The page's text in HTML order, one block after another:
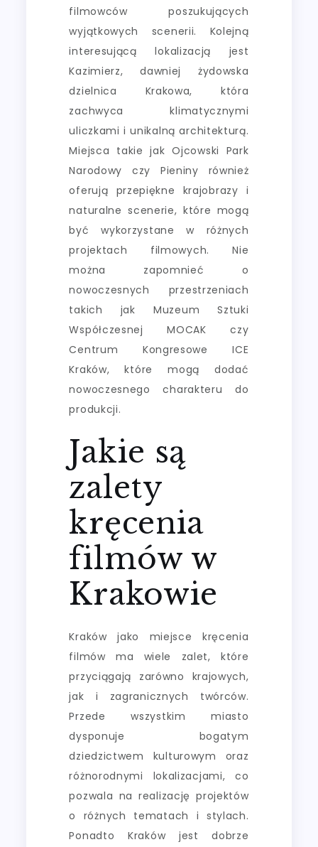
filmowców poszukujących
wyjątkowych scenerii. Kolejną
interesującą lokalizacją jest
Kazimierz, dawniej żydowska
dzielnica Krakowa, która
zachwyca klimatycznymi
uliczkami i unikalną architekturą.
Miejsca takie jak Ojcowski Park
Narodowy czy Pieniny również
oferują przepiękne krajobrazy i
naturalne scenerie, które mogą
być wykorzystane w różnych
projektach filmowych. Nie
można zapomnieć o
nowoczesnych przestrzeniach
takich jak Muzeum Sztuki
Współczesnej MOCAK czy
Centrum Kongresowe ICE
Kraków, które mogą dodać
nowoczesnego charakteru do
produkcji.
Jakie są
zalety
kręcenia
filmów w
Krakowie
Kraków jako miejsce kręcenia
filmów ma wiele zalet, które
przyciągają zarówno krajowych,
jak i zagranicznych twórców.
Przede wszystkim miasto
dysponuje bogatym
dziedzictwem kulturowym oraz
różnorodnymi lokalizacjami, co
pozwala na realizację projektów
o różnych tematach i stylach.
Ponadto Kraków jest dobrze